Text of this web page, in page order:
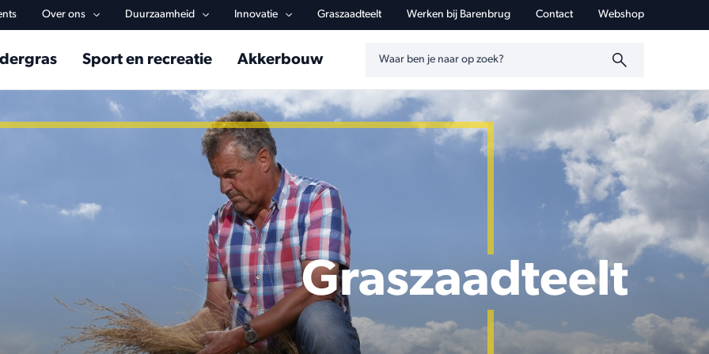
Over ons Duurzaamheid Innovatie Graszaadteelt Werken bij Barenbrug Contact Webshop
navigationSport en recreatie Akkerbouw
Graszaadteelt